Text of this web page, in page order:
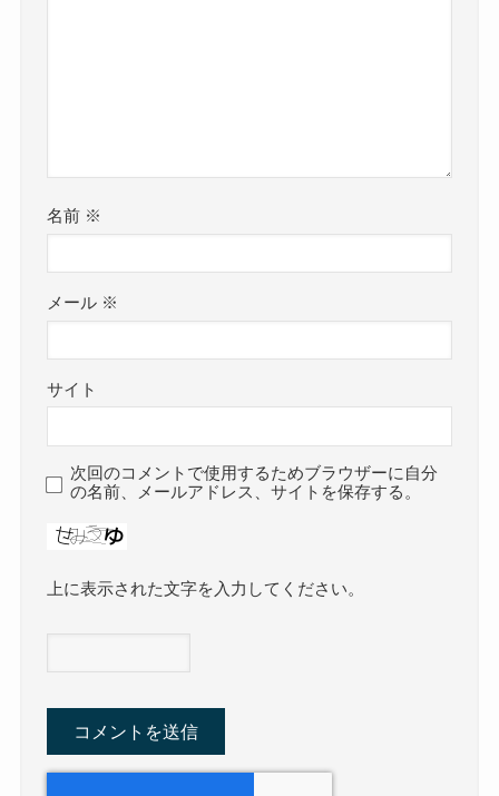
名前 ※
メール ※
サイト
次回のコメントで使用するためブラウザーに自分
の名前、メールアドレス、サイトを保存する。
上に表示された文字を入力してください。